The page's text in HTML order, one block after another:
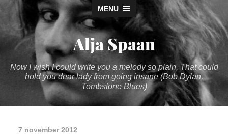
MENU
Alja Spaan
Now I wish I could write you a melody so plain, That could
hold you dear lady from going insane (Bob Dylan,
Tombstone Blues)
7 november 2012